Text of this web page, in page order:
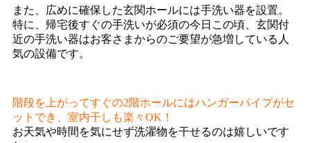
また、広めに確保した玄関ホールには手洗い器を設置。
特に、帰宅後すぐの手洗いが必須の今日この頃、玄関付
近の手洗い器はお客さまからのご要望が急増している人
気の設備です。
階段を上がってすぐの2階ホールにはハンガーパイプがセ
ットでき、室内干しも楽々OK！
お天気や時間を気にせず洗濯物を干せるのは嬉しいです